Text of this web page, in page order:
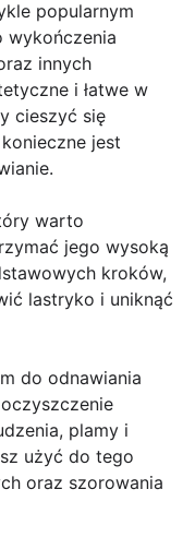
popularnym
wykończenia
innych
i łatwe w
cieszyć się
jest
warto
jego wysoką
kroków,
lastryko i uniknąć
do odnawiania
plamy i
użyć do tego
oraz szorowania